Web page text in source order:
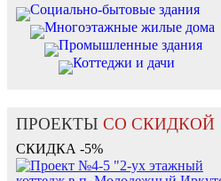
Социально-бытовые здания
Многоэтажные жилые дома
Промышленные здания
Коттеджи и дачи
ПРОЕКТЫ СО СКИДКОЙ
СКИДКА -5%